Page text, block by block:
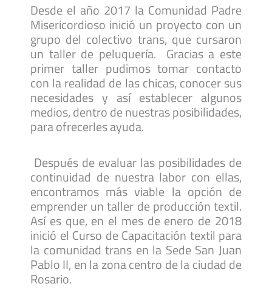
Desde el año 2017 la Comunidad Padre
Misericordioso inició un proyecto con un
grupo del colectivo trans, que cursaron
un taller de peluquería. Gracias a este
primer taller pudimos tomar contacto
con la realidad de las chicas, conocer sus
necesidades y así establecer algunos
medios, dentro de nuestras posibilidades,
para ofrecerles ayuda.
Después de evaluar las posibilidades de
continuidad de nuestra labor con ellas,
encontramos más viable la opción de
emprender un taller de producción textil.
Así es que, en el mes de enero de 2018
inició el Curso de Capacitación textil para
la comunidad trans en la Sede San Juan
Pablo II, en la zona centro de la ciudad de
Rosario.